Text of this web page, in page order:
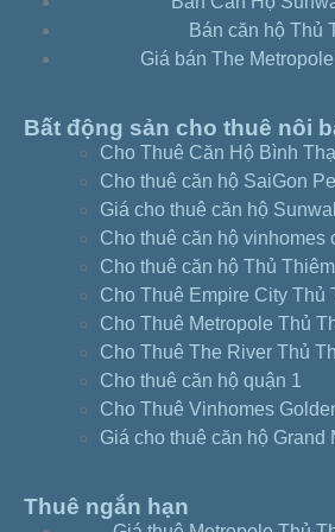
Căn hộ Sunwah 2pn-full nt
– 3b425085
3b416045
Căn hộ Sunwah 2pn-full nt
bơi – 3b409025
Căn hộ Sunwah Pearl 3pn –
sông – d4528094
Căn hộ Sunwah 3pn-tầng
Landmark81 – 3c411015
Căn hộ Sunwah 3pn-tầng
thất đẹp – 3c440085
Căn hộ Sunwah 3pn-full nội
3b424095
Căn hộ Sunwah 2pn-view
Căn hộ Sunwah 2pn -căn
e4233014
Bán căn hộ Thủ
Giá bán The
Bất động sản cho thuê nôi
Cho Thuê Căn Hộ Bình
Cho thuê căn hộ SaiGon
Giá cho thuê căn hộ
Cho thuê căn hộ vinhomes
Cho thuê căn hộ Thủ Thiêm
Cho Thuê Empire City Thủ
Cho Thuê Metropole Thủ
Cho Thuê The River Thủ
Cho thuê căn hộ quận 1
Cho Thuê Vinhomes
Giá cho thuê căn hộ Grand
Thuê ngắn hạn